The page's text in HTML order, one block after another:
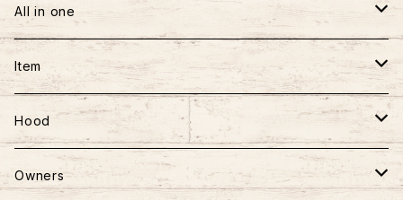
BAG
長袖
フーディー
アウター
ニット
パンツ
スカート
All in one
ワンピース
ロンパース
Item
おもちゃ
かばん
Hood
ごはん
Owners